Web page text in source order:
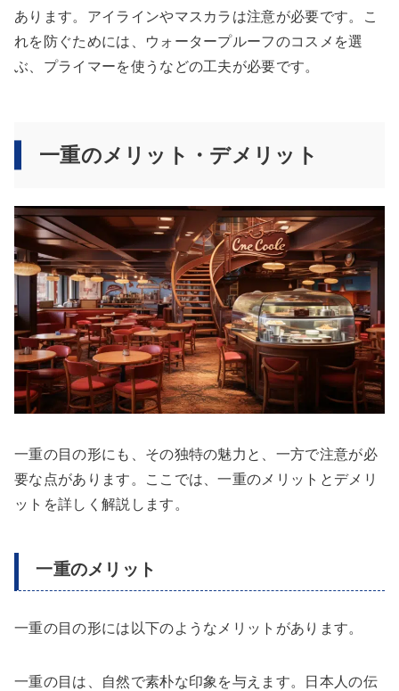
あります。アイラインやマスカラは注意が必要です。こ
れを防ぐためには、ウォータープルーフのコスメを選
ぶ、プライマーを使うなどの工夫が必要です。
一重のメリット・デメリット
一重の目の形にも、その独特の魅力と、一方で注意が必
要な点があります。ここでは、一重のメリットとデメリ
ットを詳しく解説します。
一重のメリット
一重の目の形には以下のようなメリットがあります。
一重の目は、自然で素朴な印象を与えます。日本人の伝